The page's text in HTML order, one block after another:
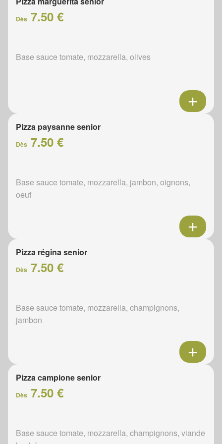
Dès 7.50 €
Base sauce tomate, mozzarella, olives
Pizza paysanne senior
Dès 7.50 €
Base sauce tomate, mozzarella, jambon, oignons,
oeuf
Pizza régina senior
Dès 7.50 €
Base sauce tomate, mozzarella, champignons,
jambon
Pizza campione senior
Dès 7.50 €
Base sauce tomate, mozzarella, champignons, viande